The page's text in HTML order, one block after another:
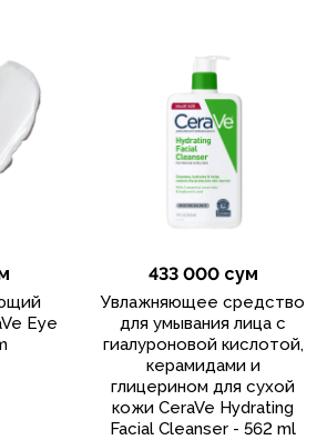
Eye
433 000 сум
Увлажняющее средство
для умывания лица с
гиалуроновой кислотой,
керамидами и
глицерином для сухой
кожи CeraVe Hydrating
Facial Cleanser - 562 ml